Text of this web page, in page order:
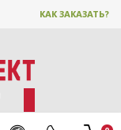
КАК ЗАКАЗАТЬ?